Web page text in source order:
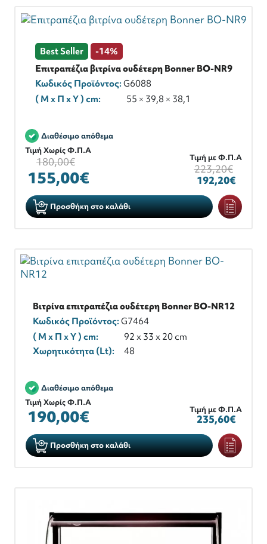
Best Seller
-14%
Επιτραπέζια βιτρίνα ουδέτερη Bonner BO-NR9
Κωδικός Προϊόντος:G6088
( M x Π x Y ) cm:
55 × 39,8 × 38,1
Διαθέσιμο απόθεμα
Τιμή Χωρίς Φ.Π.Α
180,00€
155,00€
Τιμή με Φ.Π.Α
223,20€
192,20€
Προσθήκη στο καλάθι
Βιτρίνα επιτραπέζια ουδέτερη Bonner BO-NR12
Κωδικός Προϊόντος:G7464
( M x Π x Y ) cm:
92 x 33 x 20 cm
Χωρητικότητα (Lt):
48
Διαθέσιμο απόθεμα
Τιμή Χωρίς Φ.Π.Α
190,00€ Τιμή με Φ.Π.Α
235,60€
Προσθήκη στο καλάθι